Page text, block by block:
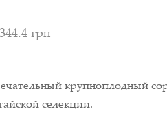
344.4 грн
крупноплодный
селекции.